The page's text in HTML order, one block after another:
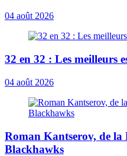
04 août 2026
32 en 32 : Les meilleurs
04 août 2026
Roman Kantserov, de
Blackhawks